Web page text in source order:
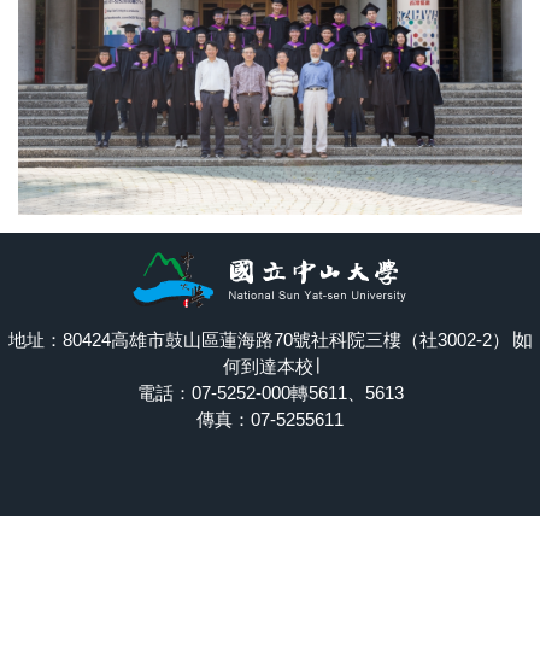
地址：80424高雄市鼓山區蓮海路70號社科院三樓（社3002-2）∣ 如
何到達本校
電話：07-5252-000轉5611、5613
傳真：07-5255611